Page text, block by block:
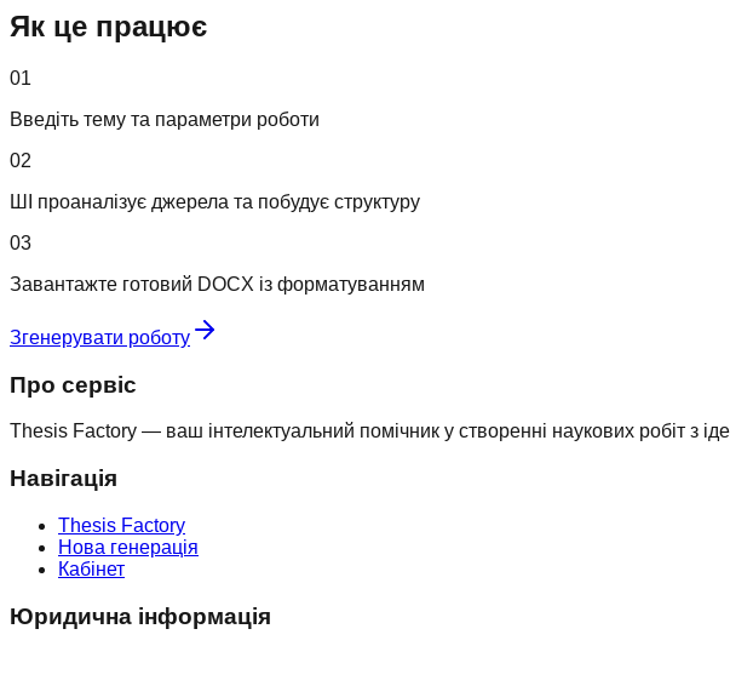
Як це працює
01
Введіть тему та параметри роботи
02
ШІ проаналізує джерела та побудує структуру
03
Завантажте готовий DOCX із форматуванням
Згенерувати роботу
Про сервіс
Thesis Factory — ваш інтелектуальний помічник у створенні наукових робіт з
Навігація
Thesis Factory
Нова генерація
Кабінет
Юридична інформація